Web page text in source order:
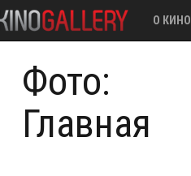
О КИНО
Фото:
Главная